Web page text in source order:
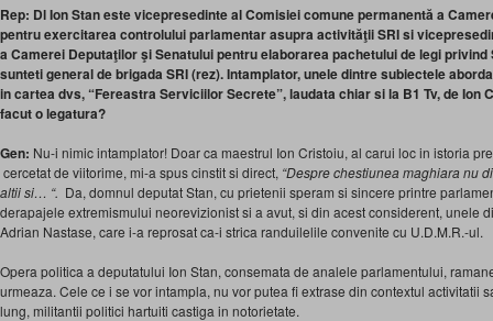
Rep: Dl Ion Stan este vicepresedinte al Comisiei comune permanentă a
pentru exercitarea controlului parlamentar asupra activităţii SRI si
a Camerei Deputaţilor şi Senatului pentru elaborarea pachetului de legi
sunteti general de brigada SRI (rez). Intamplator, unele dintre subiectele
in cartea dvs, “Fereastra Serviciilor Secrete”, laudata chiar si la B1 Tv, de Ion
facut o legatura?
Gen: Nu-i nimic intamplator! Doar ca maestrul Ion Cristoiu, al carui loc in istoria
cercetat de viitorime, mi-a spus cinstit si direct, “Despre chestiunea maghiara nu
altii si… “. Da, domnul deputat Stan, cu prietenii speram si sincere printre
derapajele extremismului neorevizionist si a avut, si din acest considerent, unele
Adrian Nastase, care i-a reprosat ca-i strica randuilelile convenite cu U.D.M.R.-ul.
Opera politica a deputatului Ion Stan, consemata de analele parlamentului,
urmeaza. Cele ce i se vor intampla, nu vor putea fi extrase din contextul activitatii
lung, militantii politici hartuiti castiga in notorietate.